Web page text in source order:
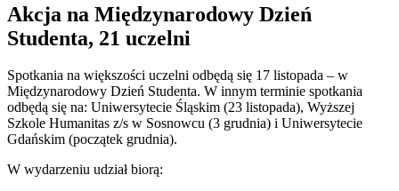
Akcja na Międzynarodowy Dzień
Studenta, 21 uczelni
Spotkania na większości uczelni odbędą się 17 listopada – w
Międzynarodowy Dzień Studenta. W innym terminie spotkania
odbędą się na: Uniwersytecie Śląskim (23 listopada), Wyższej
Szkole Humanitas z/s w Sosnowcu (3 grudnia) i Uniwersytecie
Gdańskim (początek grudnia).
W wydarzeniu udział biorą: